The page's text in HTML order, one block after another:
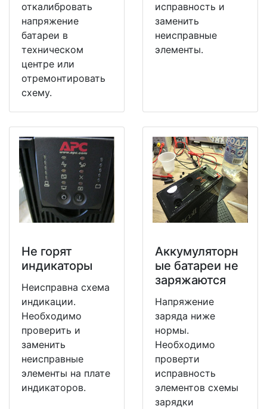
откалибровать
напряжение
батареи в
техническом
центре или
отремонтировать
схему.
исправность и
заменить
неисправные
элементы.
Не горят
индикаторы
Неисправна схема
индикации.
Необходимо
проверить и
заменить
неисправные
элементы на плате
индикаторов.
Аккумуляторн
ые батареи не
заряжаются
Напряжение
заряда ниже
нормы.
Необходимо
проверти
исправность
элементов схемы
зарядки